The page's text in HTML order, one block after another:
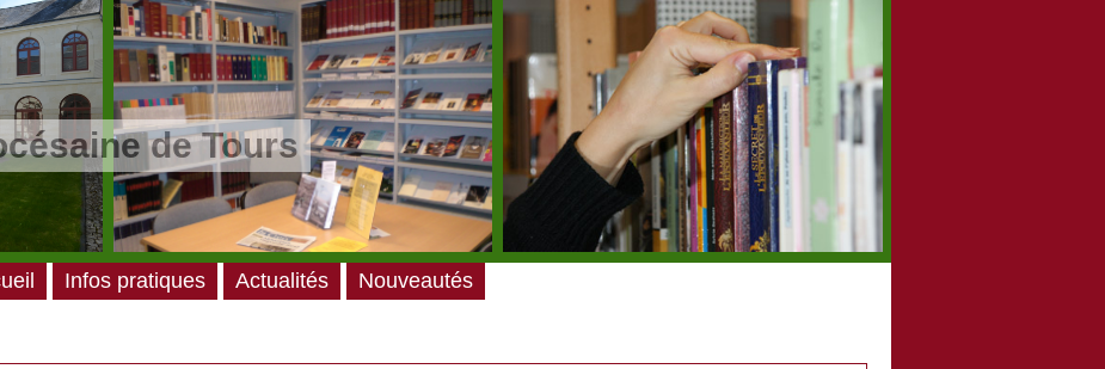
de Tours
Infos pratiques Actualités Nouveautés